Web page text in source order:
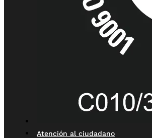
Atención al ciudadano